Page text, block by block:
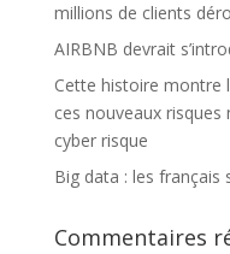
millions de clients
AIRBNB devrait
Cette histoire montre
ces nouveaux
cyber risque
Big data : les français
Commentaires